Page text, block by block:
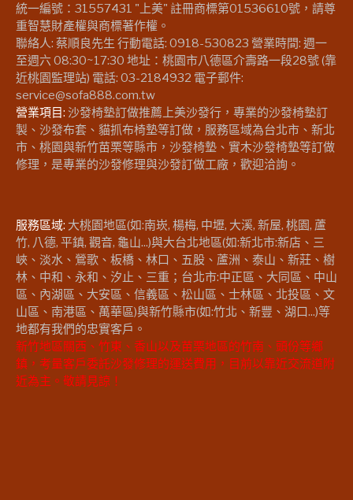
統一編號：31557431 "上美" 註冊商標第01536610號，請尊
重智慧財產權與商標著作權。
聯絡人: 蔡順良先生 行動電話: 0918-530823 營業時間: 週一
至週六 08:30~17:30 地址：桃園市八德區介壽路一段28號 (靠
近桃園監理站) 電話: 03-2184932 電子郵件:
service@sofa888.com.tw
營業項目: 沙發椅墊訂做推薦上美沙發行，專業的沙發椅墊訂
製、沙發布套、貓抓布椅墊等訂做，服務區域為台北市、新北
市、桃園與新竹苗栗等縣市，沙發椅墊、實木沙發椅墊等訂做
修理，是專業的沙發修理與沙發訂做工廠，歡迎洽詢。
服務區域: 大桃園地區(如:南崁, 楊梅, 中壢, 大溪, 新屋, 桃園, 蘆
竹, 八德, 平鎮, 觀音, 龜山...)與大台北地區(如:新北市:新店、三
峽、淡水、鶯歌、板橋、林口、五股、蘆洲、泰山、新莊、樹
林、中和、永和、汐止、三重；台北市:中正區、大同區、中山
區、內湖區、大安區、信義區、松山區、士林區、北投區、文
山區、南港區、萬華區)與新竹縣市(如:竹北、新豐、湖口...)等
地都有我們的忠實客戶。
新竹地區關西、竹東、香山以及苗栗地區的竹南、頭份等鄉
鎮，考量客戶委託沙發修理的運送費用，目前以靠近交流道附
近為主。敬請見諒！